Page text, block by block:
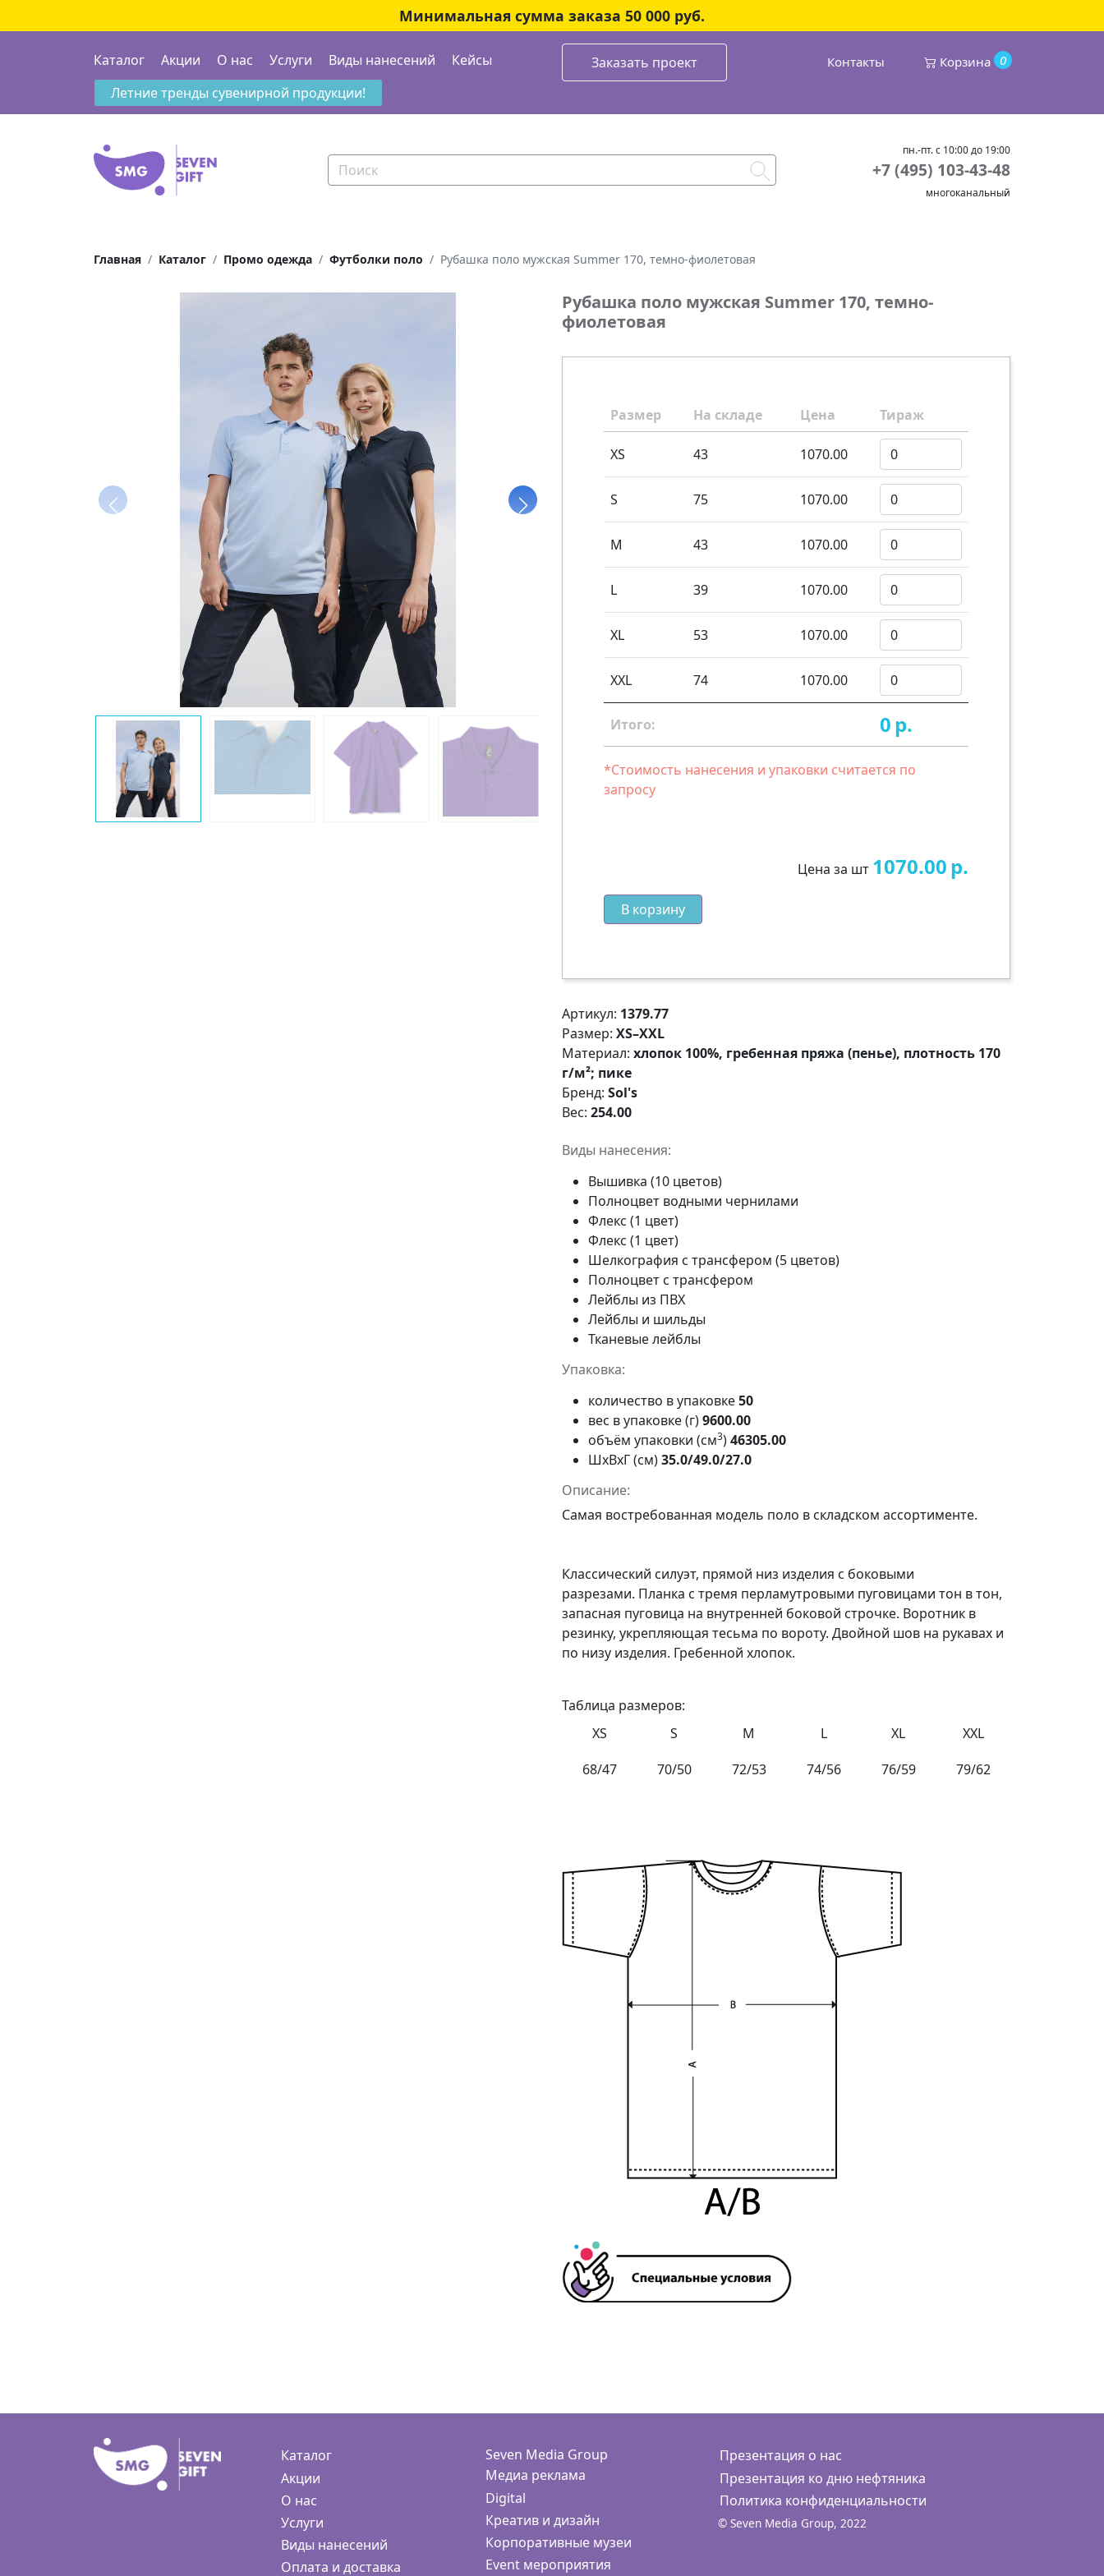
Минимальная сумма заказа 50 000 руб.
Каталог Акции О нас Услуги Виды нанесений Кейсы Заказать проект Контакты 0
Корзина
Летние тренды сувенирной продукции!
пн.-пт. с 10:00 до 19:00
+7 (495) 103-43-48
многоканальный
Главная Каталог Промо одежда Футболки поло Рубашка поло мужская Summer 170, темно-фиолетовая
Рубашка поло мужская Summer 170, темно-
фиолетовая
Размер На складе Цена Тираж
XS 43 1070.00
S 75 1070.00
M 43 1070.00
L 39 1070.00
XL 53 1070.00
XXL 74 1070.00
Итого: 0р.
*Стоимость нанесения и упаковки считается по
запросу
Цена за шт 1070.00р.
В корзину
Артикул: 1379.77
Размер: XS–XXL
Материал: хлопок 100%, гребенная пряжа (пенье), плотность 170
г/м²; пике
Бренд: Sol's
Вес: 254.00
Виды нанесения:
Вышивка (10 цветов)
Полноцвет водными чернилами
Флекс (1 цвет)
Флекс (1 цвет)
Шелкография с трансфером (5 цветов)
Полноцвет с трансфером
Лейблы из ПВХ
Лейблы и шильды
Тканевые лейблы
Упаковка:
количество в упаковке50
вес в упаковке (г)9600.00
объём упаковки (см3)46305.00
ШxВxГ (см)35.0/49.0/27.0
Описание:
Самая востребованная модель поло в складском ассортименте.
Классический силуэт, прямой низ изделия с боковыми
разрезами. Планка с тремя перламутровыми пуговицами тон в тон,
запасная пуговица на внутренней боковой строчке. Воротник в
резинку, укрепляющая тесьма по вороту. Двойной шов на рукавах и
по низу изделия. Гребенной хлопок.
Таблица размеров:
XS
S M L XL
XXL
68/47
70/50 72/53 74/56 76/59 79/62
Каталог
Акции
О нас
Услуги
Виды нанесений
Оплата и доставка
Seven Media Group
Медиа реклама
Digital
Креатив и дизайн
Корпоративные музеи
Event мероприятия
Презентация о нас
Презентация ко дню нефтяника
Политика конфиденциальности
© Seven Media Group, 2022